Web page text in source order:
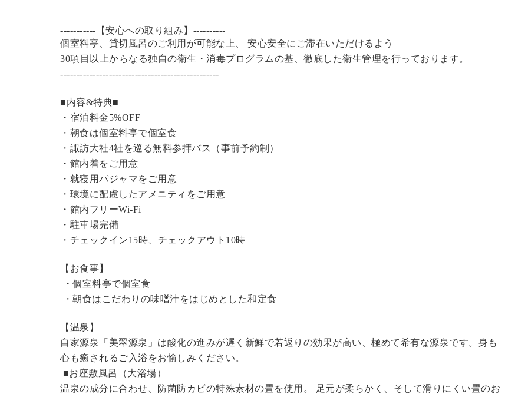
-----------【安心への取り組み】----------
個室料亭、貸切風呂のご利用が可能な上、 安心安全にご滞在いただけるよう
30項目以上からなる独自の衛生・消毒プログラムの基、徹底した衛生管理を行っております。
-------------------------------------------------
■内容&特典■
・宿泊料金5%OFF
・朝食は個室料亭で個室食
・諏訪大社4社を巡る無料参拝バス（事前予約制）
・館内着をご用意
・就寝用パジャマをご用意
・環境に配慮したアメニティをご用意
・館内フリーWi-Fi
・駐車場完備
・チェックイン15時、チェックアウト10時
【お食事】
・個室料亭で個室食
・朝食はこだわりの味噌汁をはじめとした和定食
【温泉】
自家源泉「美翠源泉」は酸化の進みが遅く新鮮で若返りの効果が高い、極めて希有な源泉です。身も
心も癒されるご入浴をお愉しみください。
■お座敷風呂（大浴場）
温泉の成分に合わせ、防菌防カビの特殊素材の畳を使用。 足元が柔らかく、そして滑りにくい畳のお